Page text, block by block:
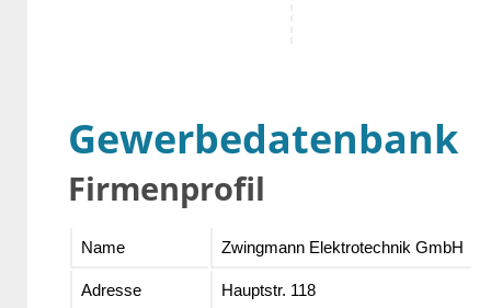
Gewerbedatenbank
Firmenprofil
Name Zwingmann Elektrotechnik GmbH
Adresse Hauptstr. 118